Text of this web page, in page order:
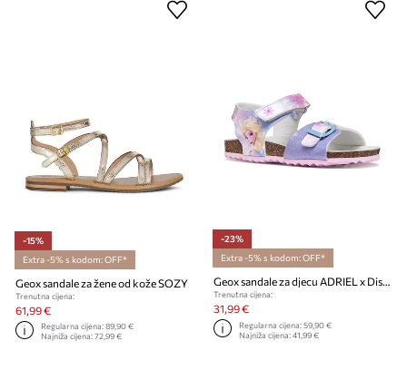
-15%
Extra -5% s kodom: OFF*
Geox sandale za žene od kože SOZY
Trenutna cijena:
61,99 €
Regularna cijena:89,90 €
Najniža cijena:72,99 €
-23%
Extra -5% s kodom: OFF*
Geox sandale za djecu ADRIEL x Disney Princess
Trenutna cijena:
31,99 €
Regularna cijena:59,90 €
Najniža cijena:41,99 €